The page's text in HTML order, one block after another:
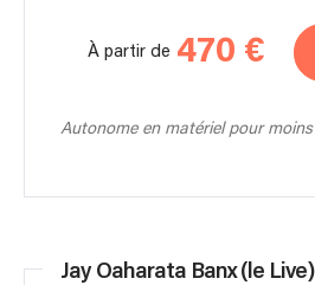
À partir de 470 €
Autonome en matériel pour moins
Jay Oaharata Banx (le Live)